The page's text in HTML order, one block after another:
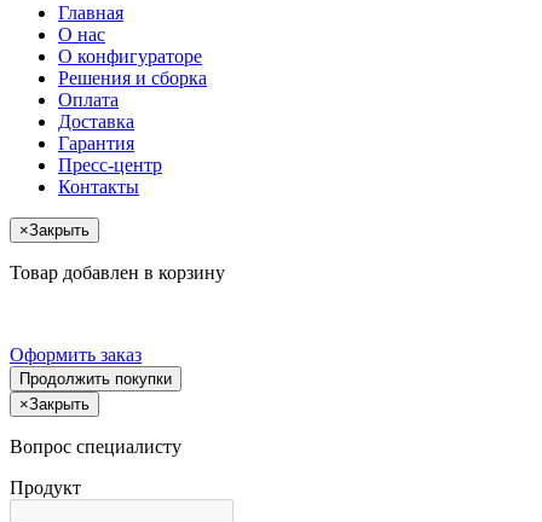
Главная
О нас
О конфигураторе
Решения и сборка
Оплата
Доставка
Гарантия
Пресс-центр
Контакты
×Закрыть
Товар добавлен в корзину
Оформить заказ
Продолжить покупки
×Закрыть
Вопрос специалисту
Продукт